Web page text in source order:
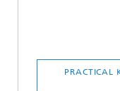
PRACTICAL